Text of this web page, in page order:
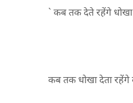
` कब तक देते रहेंगे धोखा
कब तक धोखा देता